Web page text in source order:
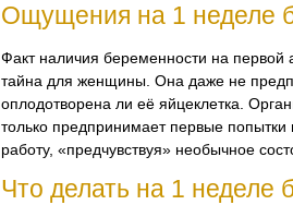
Ощущения на 1 неделе
Факт наличия беременности на
тайна для женщины. Она даже не
оплодотворена ли её яйцеклетка.
только предпринимает первые попытки
работу, «предчувствуя» необычное
Что делать на 1 неделе